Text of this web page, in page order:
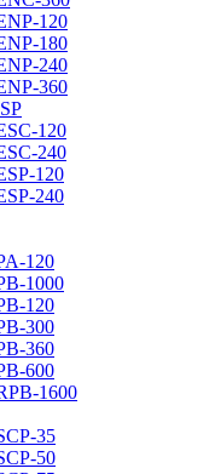
120
180
240
360
120
240
120
240
120
1000
120
300
360
600
1600
35
50